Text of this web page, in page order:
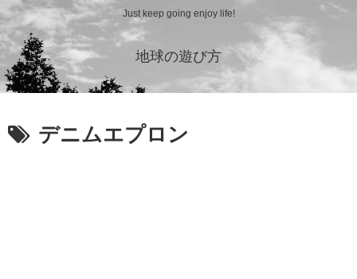
Just keep going enjoy life!
地球の遊び方
デニムエプロン